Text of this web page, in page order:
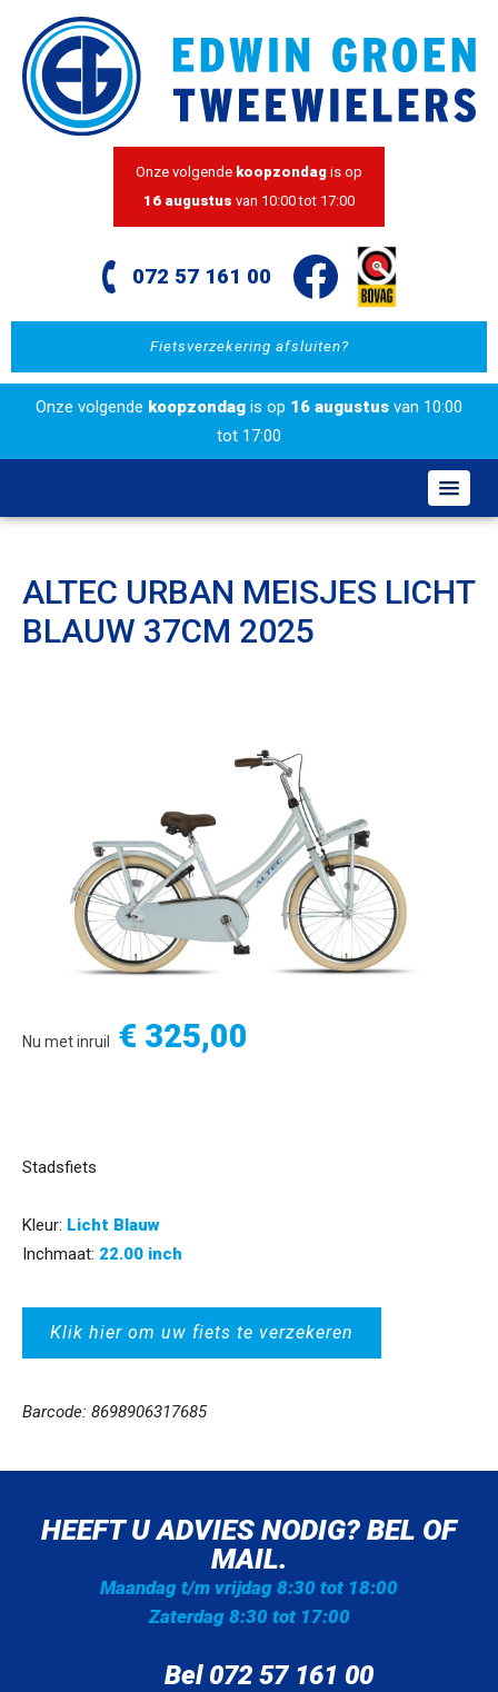
Onze volgende koopzondag is op
16 augustus van 10:00 tot 17:00
Fietsverzekering afsluiten?
072 57 161 00
Onze volgende koopzondag is op 16 augustus van 10:00
tot 17:00
ALTEC URBAN MEISJES LICHT
BLAUW 37CM 2025
Nu met inruil € 325,00
Stadsfiets
Kleur: Licht Blauw
Inchmaat: 22.00 inch
Klik hier om uw fiets te verzekeren
Barcode: 8698906317685
HEEFT U ADVIES NODIG? BEL OF
MAIL.
Maandag t/m vrijdag 8:30 tot 18:00
Zaterdag 8:30 tot 17:00
Bel 072 57 161 00